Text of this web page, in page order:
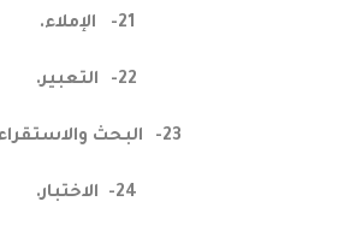
21- الإملاء.
22- التعبير.
23- البحث
24- الاختبار.